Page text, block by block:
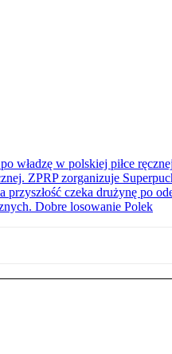
władzę w polskiej piłce ręcznej
ZPRP zorganizuje
czeka drużynę po
Dobre losowanie Polek